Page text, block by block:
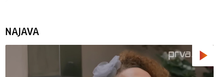
NAJAVA